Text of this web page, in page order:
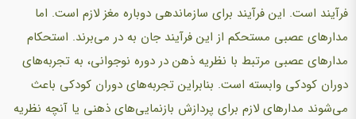
فرآیند است. این فرآیند برای سازماندهی دوباره مغز لازم است. اما
مدارهای عصبی مستحکم از این فرآیند جان به در می‌برند. استحکام
مدارهای عصبی مرتبط با نظریه ذهن در دوره نوجوانی، به تجربه‌های
دوران کودکی وابسته است. بنابراین تجربه‌های دوران کودکی باعث
می‌شوند مدارهای لازم برای پردازش بازنمایی‌های ذهنی یا آنچه نظریه